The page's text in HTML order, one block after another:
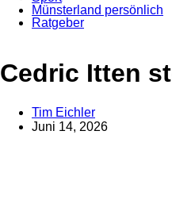
Münsterland persönlich
Ratgeber
Anzeige
Cedric Itten
Tim Eichler
Juni 14, 2026